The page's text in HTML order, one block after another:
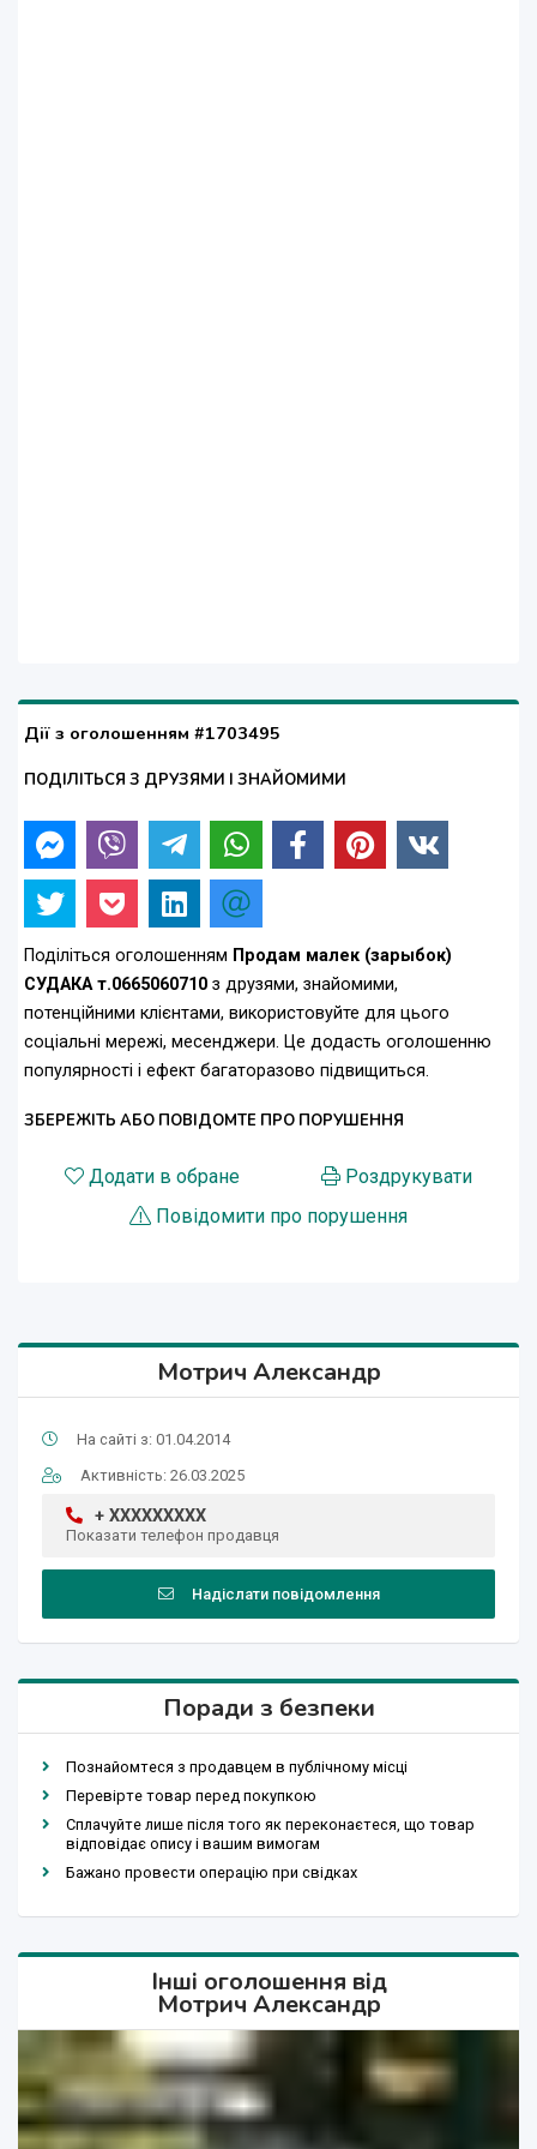
Дії з оголошенням #1703495
ПОДІЛІТЬСЯ З ДРУЗЯМИ І ЗНАЙОМИМИ
Поділіться оголошенням Продам малек (зарыбок)
СУДАКА т.0665060710 з друзями, знайомими,
потенційними клієнтами, використовуйте для цього
соціальні мережі, месенджери. Це додасть оголошенню
популярності і ефект багаторазово підвищиться.
ЗБЕРЕЖІТЬ АБО ПОВІДОМТЕ ПРО ПОРУШЕННЯ
Додати в обране
Роздрукувати
Повідомити про порушення
Мотрич Александр
На сайті з: 01.04.2014
Активність: 26.03.2025
+ XXXXXXXXX
Показати телефон продавця
Надіслати повідомлення
Поради з безпеки
Познайомтеся з продавцем в публічному місці
Перевірте товар перед покупкою
Сплачуйте лише після того як переконаєтеся, що товар
відповідає опису і вашим вимогам
Бажано провести операцію при свідках
Інші оголошення від
Мотрич Александр